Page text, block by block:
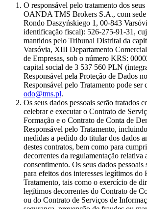
O responsável pelo tratamento dos seus
OANDA TMS Brokers S.A., com sede
Rondo Daszyńskiego 1, 00-843
identificação fiscal): 526-275-91-31,
mantidos pelo Tribunal Distrital da
Varsóvia, XIII Departamento
de Empresas, sob o número KRS:
capital social de 3 537 560 PLN
Responsável pela Proteção de Dados
Responsável pelo Tratamento pode ser
odo@tms.pl.
Os seus dados pessoais serão tratados
celebrar e executar o Contrato de
Formação e o Contrato de Conta de
Responsável pelo Tratamento,
medidas a pedido do titular dos dados
destes contratos, bem como para
decorrentes da regulamentação relativa
consentimento. Os seus dados pessoais
para efeitos dos interesses legítimos do
Tratamento, tais como o exercício de
legítimos decorrentes do Contrato de
ou do Contrato de Serviços de